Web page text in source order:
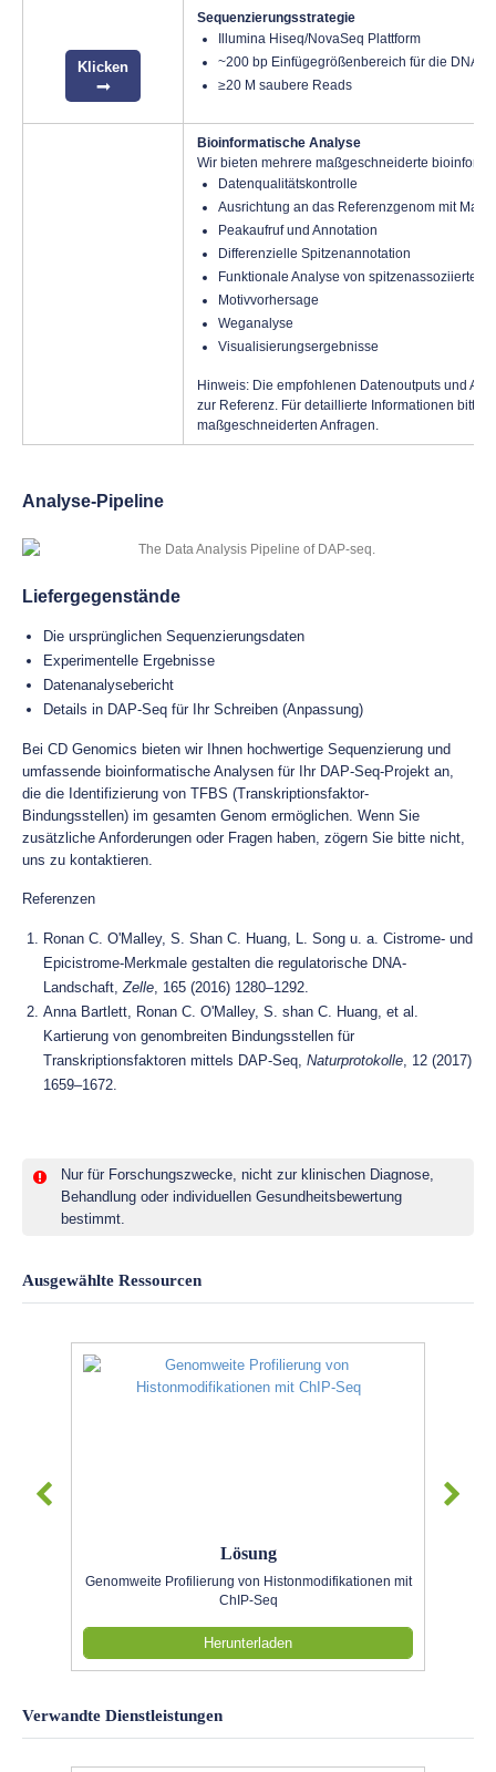
Klicken
Sequenzierungsstrategie
Illumina Hiseq/NovaSeq Plattform
~200 bp Einfügegrößenbereich für die DNA-
≥20 M saubere Reads
Bioinformatische Analyse
Wir bieten mehrere maßgeschneiderte
Datenqualitätskontrolle
Ausrichtung an das Referenzgenom mit
Peakaufruf und Annotation
Differenzielle Spitzenannotation
Funktionale Analyse von spitzenassoziierten
Motivvorhersage
Weganalyse
Visualisierungsergebnisse
Hinweis: Die empfohlenen Datenoutputs und
zur Referenz. Für detaillierte Informationen bitte
maßgeschneiderten Anfragen.
Analyse-Pipeline
Liefergegenstände
Die ursprünglichen Sequenzierungsdaten
Experimentelle Ergebnisse
Datenanalysebericht
Details in DAP-Seq für Ihr Schreiben (Anpassung)
Bei CD Genomics bieten wir Ihnen hochwertige Sequenzierung und
umfassende bioinformatische Analysen für Ihr DAP-Seq-Projekt an,
die die Identifizierung von TFBS (Transkriptionsfaktor-
Bindungsstellen) im gesamten Genom ermöglichen. Wenn Sie
zusätzliche Anforderungen oder Fragen haben, zögern Sie bitte nicht,
uns zu kontaktieren.
Referenzen
Ronan C. O'Malley, S. Shan C. Huang, L. Song u. a. Cistrome- und
Epicistrome-Merkmale gestalten die regulatorische DNA-
Landschaft,Zelle, 165 (2016) 1280–1292.
Anna Bartlett, Ronan C. O'Malley, S. shan C. Huang, et al.
Kartierung von genombreiten Bindungsstellen für
Transkriptionsfaktoren mittels DAP-Seq, Naturprotokolle, 12 (2017)
1659–1672.
Nur für Forschungszwecke, nicht zur klinischen Diagnose,
Behandlung oder individuellen Gesundheitsbewertung
bestimmt.
Ausgewählte Ressourcen
Lösung
Genomweite Profilierung von Histonmodifikationen mit
ChIP-Seq
Herunterladen
Verwandte Dienstleistungen